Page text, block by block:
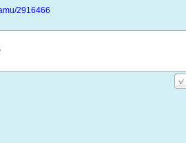
2916466